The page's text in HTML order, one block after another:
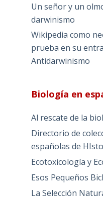
Un señor y un
darwinismo
Wikipedia como
prueba en su
Antidarwinismo
Biología en
Al rescate de la
Directorio de
españolas de
Ecotoxicología y
Esos Pequeños
La Selección